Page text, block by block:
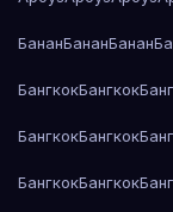
БананБананБанан
БангкокБангкок
БангкокБангкок
БангкокБангкок